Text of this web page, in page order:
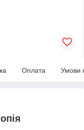
Оплата Умови